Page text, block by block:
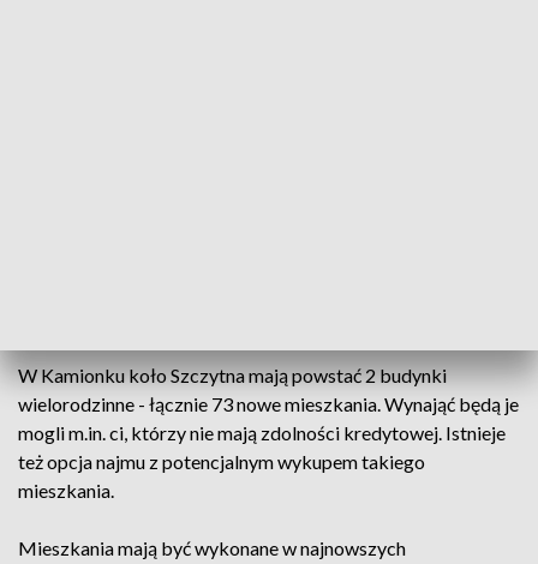
W Kamionku koło Szczytna mają powstać 2 budynki
wielorodzinne - łącznie 73 nowe mieszkania. Wynająć będą je
mogli m.in. ci, którzy nie mają zdolności kredytowej. Istnieje
też opcja najmu z potencjalnym wykupem takiego
mieszkania.
Mieszkania mają być wykonane w najnowszych